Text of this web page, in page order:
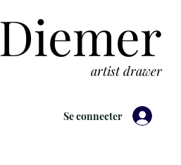
artist drawer
Se connecter